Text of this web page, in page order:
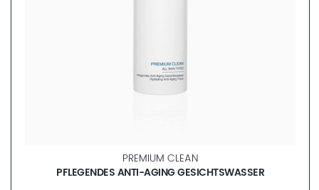
PREMIUM CLEAN
REINIGUNGSSCHAUM